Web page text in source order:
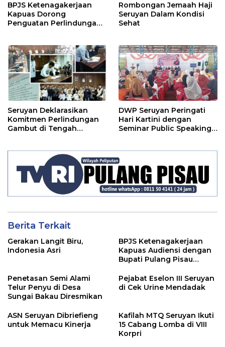
BPJS Ketenagakerjaan
Kapuas Dorong
Penguatan Perlindungan
Rombongan Jemaah Haji
Seruyan Dalam Kondisi
Sehat
Seruyan Deklarasikan
Komitmen Perlindungan
Gambut di Tengah
DWP Seruyan Peringati
Hari Kartini dengan
Seminar Public Speaking
Berita Terkait
Gerakan Langit Biru,
Indonesia Asri
BPJS Ketenagakerjaan
Kapuas Audiensi dengan
Bupati Pulang Pisau
Ekosistem Desa, dan
Pekerja Rentan
Penetasan Semi Alami
Telur Penyu di Desa
Sungai Bakau Diresmikan
Pejabat Eselon III Seruyan
di Cek Urine Mendadak
ASN Seruyan Dibriefieng
untuk Memacu Kinerja
Kafilah MTQ Seruyan Ikuti
15 Cabang Lomba di VIII
Korpri